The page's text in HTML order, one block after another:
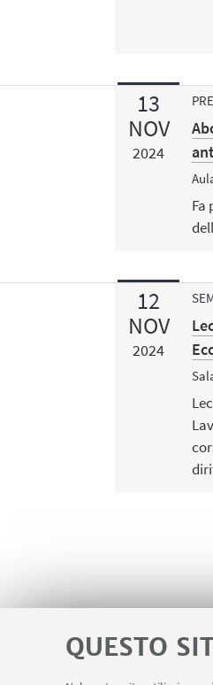
QUESTO
13
NOV
2024
Fa
12
NOV
2024